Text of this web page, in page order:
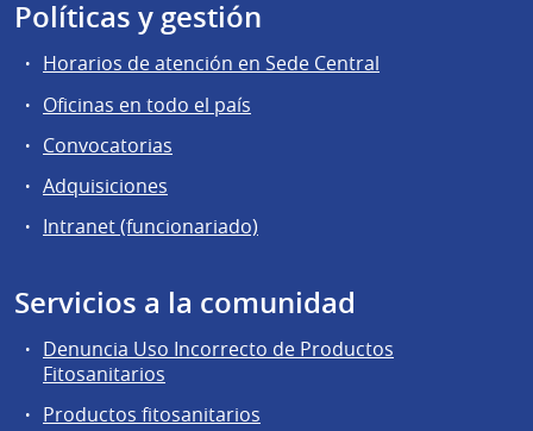
Políticas y gestión
Horarios de atención en Sede Central
Oficinas en todo el país
Convocatorias
Adquisiciones
Intranet (funcionariado)
Servicios a la comunidad
Denuncia Uso Incorrecto de Productos
Fitosanitarios
Productos fitosanitarios